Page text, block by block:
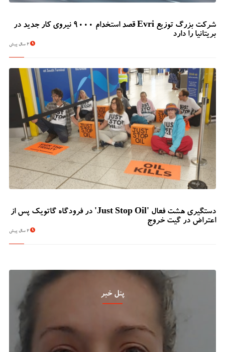
شرکت بزرگ توزیع Evri قصد استخدام ۹۰۰۰ نیروی کار جدید در
بریتانیا را دارد
2 سال پیش
دستگیری هشت فعال 'Just Stop Oil' در فرودگاه گاتویک پس از
اعتراض در گیت خروج
2 سال پیش
پنل خبر